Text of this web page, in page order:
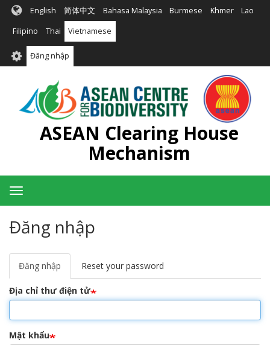
Nhảy
đến
English 简体中文 Bahasa Malaysia Burmese Khmer Lao
Filipino Thai Vietnamese
User
account
menu
Đăng nhập
ASEAN Clearing House
Mechanism
Toggle
navigation
Đăng nhập
Tab
chính
Đăng nhập
hoạt
động)
Reset your password
Địa chỉ thư điện tử
Mật khẩu